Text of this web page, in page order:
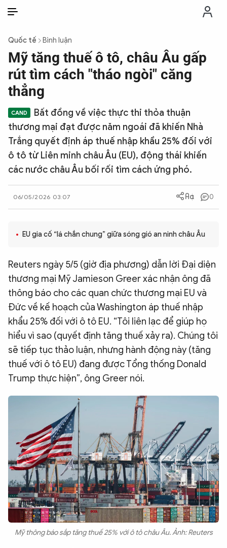
THỜI SỰ
CHỐNG DIỄN BIẾN HÒA BÌNH
CÔNG AN TRONG LÒNG DÂN
XÃ HỘI
CÔNG NGHỆ
QUỐC TẾ
VĂN HÓA - THỂ THAO
BẠN ĐỌC & CAND
ĐA PHƯƠNG TIỆN
eMagazine
Podcast
An ninh thế giới
Văn nghệ Công an
Quốc tế Bình luận
Mỹ tăng thuế ô tô, châu Âu gấp
rút tìm cách "tháo ngòi" căng
thẳng
Bất đồng về việc thực thi thỏa thuận
thương mại đạt được năm ngoái đã khiến Nhà
Trắng quyết định áp thuế nhập khẩu 25% đối với
ô tô từ Liên minh châu Âu (EU), động thái khiến
các nước châu Âu bối rối tìm cách ứng phó.
06/05/2026 03:07 0
EU gia cố “lá chắn chung” giữa sóng gió an ninh châu Âu
Reuters ngày 5/5 (giờ địa phương) dẫn lời Đại diện
thương mại Mỹ Jamieson Greer xác nhận ông đã
thông báo cho các quan chức thương mại EU và
Đức về kế hoạch của Washington áp thuế nhập
khẩu 25% đối với ô tô EU. “Tôi liên lạc để giúp họ
hiểu vì sao (quyết định tăng thuế xảy ra). Chúng tôi
sẽ tiếp tục thảo luận, nhưng hành động này (tăng
thuế với ô tô EU) đang được Tổng thống Donald
Trump thực hiện”, ông Greer nói.
Mỹ thông báo sắp tăng thuế 25% với ô tô châu Âu. Ảnh: Reuters